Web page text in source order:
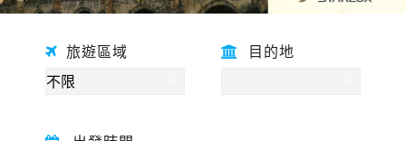
超夯日本
旅遊區域 目的地